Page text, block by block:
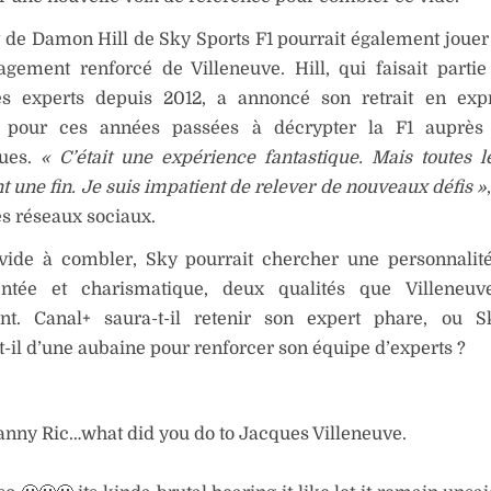
de Damon Hill de Sky Sports F1 pourrait également
renforcé de Villeneuve. Hill, qui faisait
experts depuis 2012, a annoncé son retrait en
pour ces années passées à décrypter la F1
« C’était une expérience fantastique. Mais toutes
une fin. Je suis impatient de relever de nouveaux défis »
réseaux sociaux.
à combler, Sky pourrait chercher une
et charismatique, deux qualités que
Canal+ saura-t-il retenir son expert phare, ou
il d’une aubaine pour renforcer son équipe d’experts ?
Ric…what did you do to Jacques Villeneuve.